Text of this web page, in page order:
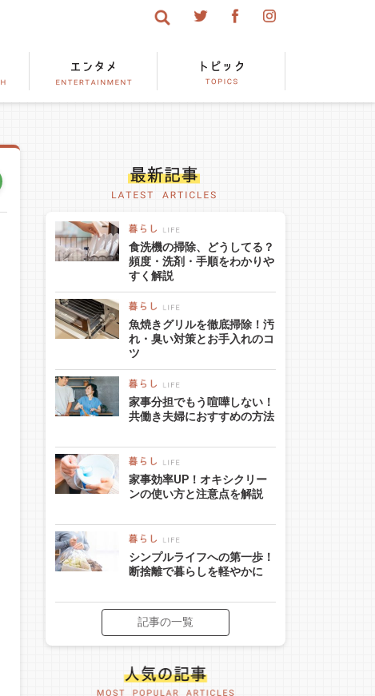
食洗機の掃除、どうしてる？
頻度・洗剤・手順をわかりや
すく解説
魚焼きグリルを徹底掃除！汚
れ・臭い対策とお手入れのコ
ツ
家事分担でもう喧嘩しない！
共働き夫婦におすすめの方法
家事効率UP！オキシクリー
ンの使い方と注意点を解説
シンプルライフへの第一歩！
断捨離で暮らしを軽やかに
記事の一覧